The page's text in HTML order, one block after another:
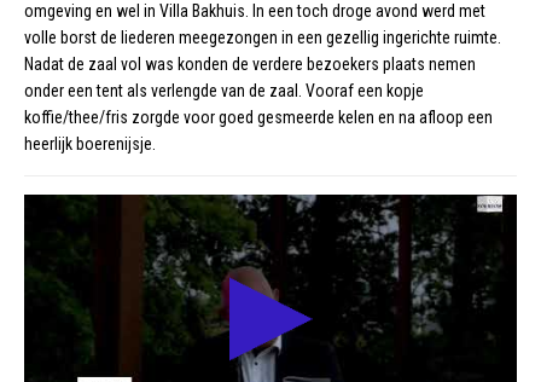
omgeving en wel in Villa Bakhuis. In een toch droge avond werd met
volle borst de liederen meegezongen in een gezellig ingerichte ruimte.
Nadat de zaal vol was konden de verdere bezoekers plaats nemen
onder een tent als verlengde van de zaal. Vooraf een kopje
koffie/thee/fris zorgde voor goed gesmeerde kelen en na afloop een
heerlijk boerenijsje.